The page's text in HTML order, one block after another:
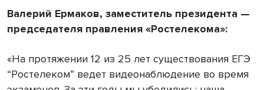
Валерий Ермаков, заместитель президента —
председателя правления «Ростелекома»:
«На протяжении 12 из 25 лет существования ЕГЭ
“Ростелеком” ведет видеонаблюдение во время